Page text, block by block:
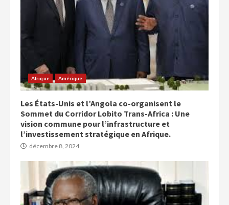
Afrique Amérique
Les États-Unis et l’Angola co-organisent le
Sommet du Corridor Lobito Trans-Africa : Une
vision commune pour l’infrastructure et
l’investissement stratégique en Afrique.
décembre 8, 2024